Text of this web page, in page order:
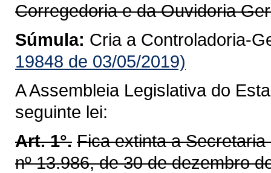
Corregedoria e da Ouvidoria
Súmula: Cria a Controladoria-
19848 de 03/05/2019)
A Assembleia Legislativa do
seguinte lei:
Art. 1°. Fica extinta a
nº 13.986, de 30 de dezembro